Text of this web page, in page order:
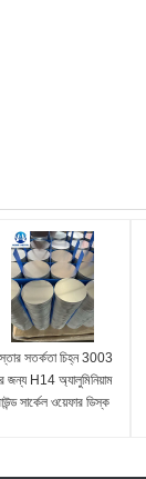
সতর্কতা চিহ্ন 3003
জন্য H14 অ্যালুমিনিয়াম
সার্কেল ওয়েফার ডিস্ক